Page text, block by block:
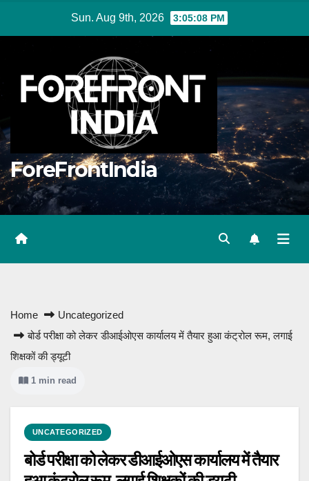
Sun. Aug 9th, 2026 3:05:09 PM
ForeFrontIndia
Home
Uncategorized
बोर्ड परीक्षा को लेकर डीआईओएस कार्यालय में तैयार हुआ कंट्रोल रूम, लगाई
शिक्षकों की ड्यूटी
1 min read
UNCATEGORIZED
बोर्ड परीक्षा को लेकर डीआईओएस कार्यालय में तैयार